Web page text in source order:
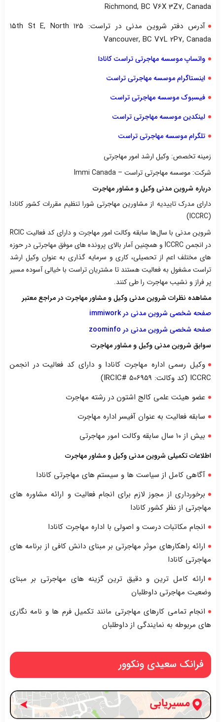
Richmond, BC V6X 3Z7, Canada
آدرس دفتر شروین مدنی در تراست: ۱۲۵ ۱۵th St E, North
Vancouver, BC V7L 2P7, Canada
واتساپ موسسه مهاجرتی تراست کانادا
اینستاگرام موسسه مهاجرتی تراست
فیسبوک موسسه مهاجرتی تراست
لینکدین موسسه مهاجرتی تراست
تلگرام موسسه مهاجرتی تراست
زمینه تخصص: وکیل ارشد امور مهاجرتی
شرکت: موسسه مهاجرتی تراست – Immi Canada
درباره شروین مدنی وکیل و مشاور مهاجرت
دارای مدرک تاییدیه از مشاورین مهاجرتی شورا تنظیم مقررات کشور کانادا
شروین مدنی با سال‌ها سابقه وکالت امور مهاجرت و دارای کد فعالیت RCIC
در انجمن ICCRC و همچنین آمار بالای پرونده های موفق مهاجرتی در حوزه
های مختلف اعم از تحصیلی، کاری و سرمایه گذاری به عنوان وکیل ارشد
تراست مشغول به فعالیت هستند تا مشتریان تراست با خیالی آسوده مسیر
پر فراز و نشیب مهاجرت را طی کنند.
مشاهده نظرات شروین مدنی وکیل و مشاور مهاجرت در مراجع معتبر
صفحه شخصی شروین مدنی در immiwork
صفحه شخصی شروین مدنی در zoominfo
سوابق شروین مدنی وکیل و مشاور مهاجرت
وکیل رسمی اداره مهاجرت کانادا و دارای کد فعالیت در انجمن
ICCRC (کد وکالت: IRCIC# 506959)
عضو هیئت علمی کالج اشتون در رشته مهاجرت
سابقه فعالیت به عنوان آفیسر اداره مهاجرت
بیش از ۱۰ سال سابقه وکالت امور مهاجرتی
اطلاعات تکمیلی شروین مدنی وکیل و مشاور مهاجرت
آگاهی کامل از سیاست ها و سیستم های مهاجرتی کانادا
برخورداری از مجوز لازم برای انجام فعالیت و ارائه مشاوره های
مهاجرتی از نظر کشور کانادا
انجام مکاتبات درست و اصولی با اداره مهاجرت کانادا
ارائه راهکارهای موثر مهاجرتی بر مبنای دانش کافی از برنامه های
مهاجرتی کانادا
ارائه کامل ترین و دقیق ترین گزینه های مهاجرتی بر مبنای
وضعیت مهاجرتی داوطلبان
انجام تمامی کارهای مهاجرتی مانند تکمیل فرم ها و نامه نگاری
های مربوطه به نمایندگی از داوطلبان
فرانک سعیدی ونکوور